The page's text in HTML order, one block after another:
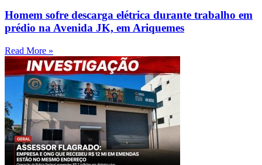
Homem sofre descarga elétrica durante trabalho em
prédio na Avenida JK, em Ariquemes
Read More »